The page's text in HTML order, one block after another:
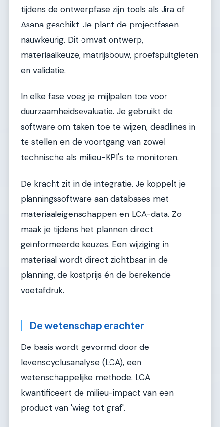
tijdens de ontwerpfase zijn tools als Jira of
Asana geschikt. Je plant de projectfasen
nauwkeurig. Dit omvat ontwerp,
materiaalkeuze, matrijsbouw, proefspuitgieten
en validatie.
In elke fase voeg je mijlpalen toe voor
duurzaamheidsevaluatie. Je gebruikt de
software om taken toe te wijzen, deadlines in
te stellen en de voortgang van zowel
technische als milieu-KPI's te monitoren.
De kracht zit in de integratie. Je koppelt je
planningssoftware aan databases met
materiaaleigenschappen en LCA-data. Zo
maak je tijdens het plannen direct
geïnformeerde keuzes. Een wijziging in
materiaal wordt direct zichtbaar in de
planning, de kostprijs én de berekende
voetafdruk.
De wetenschap erachter
De basis wordt gevormd door de
levenscyclusanalyse (LCA), een
wetenschappelijke methode. LCA
kwantificeert de milieu-impact van een
product van 'wieg tot graf'.